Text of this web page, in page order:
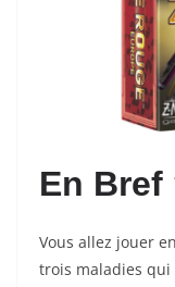
En Bref
Vous allez jouer
trois maladies qui